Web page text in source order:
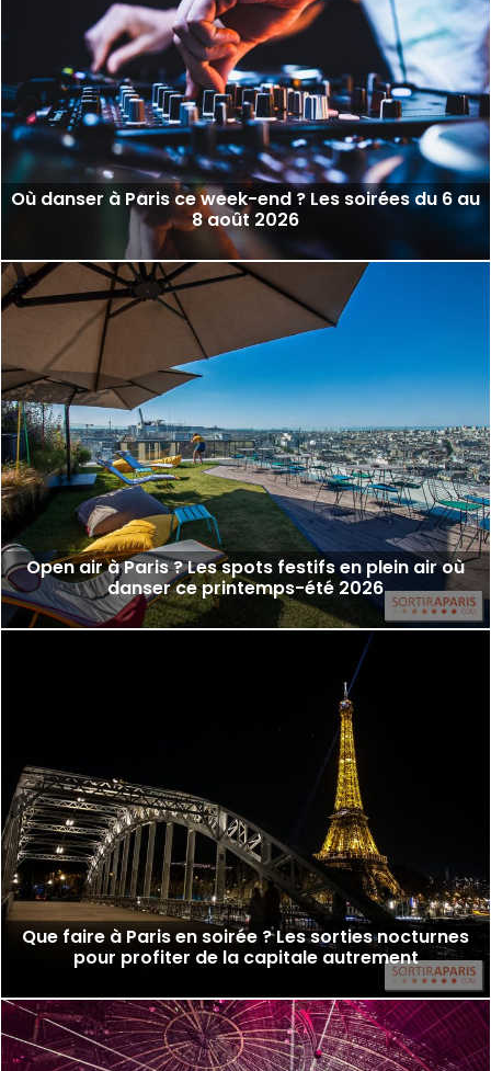
Où danser à Paris ce week-end ? Les soirées du 6 au
8 août 2026
Open air à Paris ? Les spots festifs en plein air où
danser ce printemps-été 2026
Que faire à Paris en soirée ? Les sorties nocturnes
pour profiter de la capitale autrement